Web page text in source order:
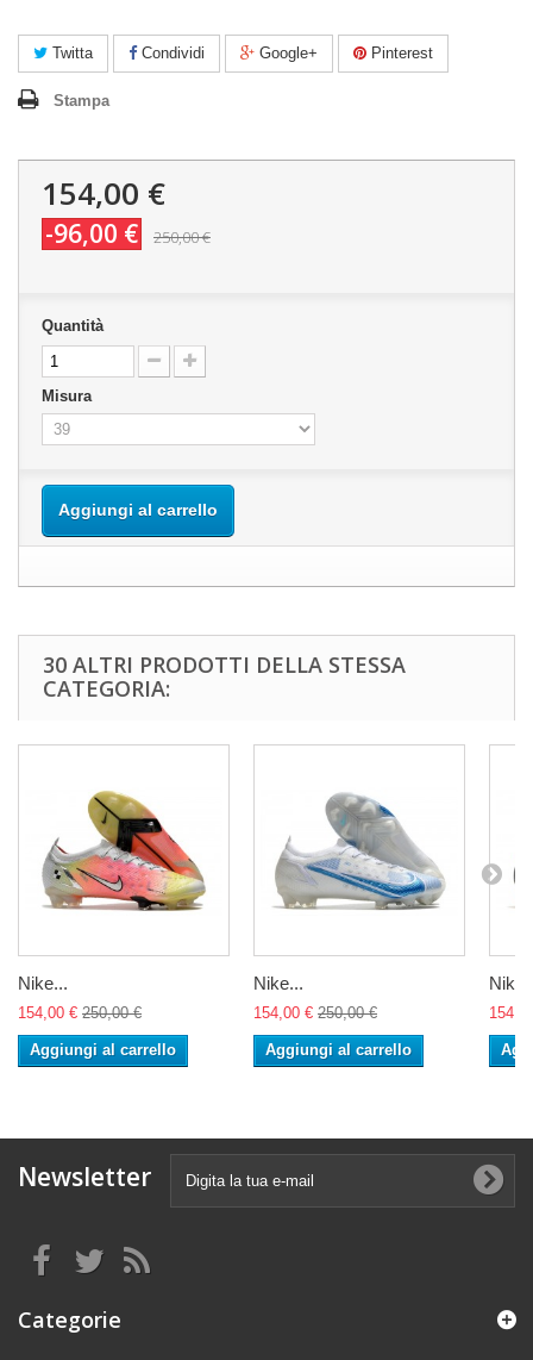
Twitta Condividi Google+ Pinterest
Stampa
154,00 €
-96,00 € 250,00 €
Quantità
Misura
Aggiungi al carrello
30 ALTRI PRODOTTI DELLA STESSA
CATEGORIA:
Nike...
154,00 € 250,00 €
Aggiungi al carrello
Nike...
154,00 € 250,00 €
Aggiungi al carrello
Newsletter
Categorie